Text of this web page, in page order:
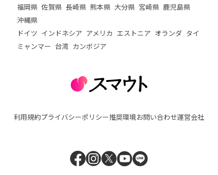
福岡県 佐賀県 長崎県 熊本県 大分県 宮崎県 鹿児島県
沖縄県
ドイツ インドネシア アメリカ エストニア オランダ タイ
ミャンマー 台湾 カンボジア
利用規約プライバシーポリシー推奨環境お問い合わせ運営会社